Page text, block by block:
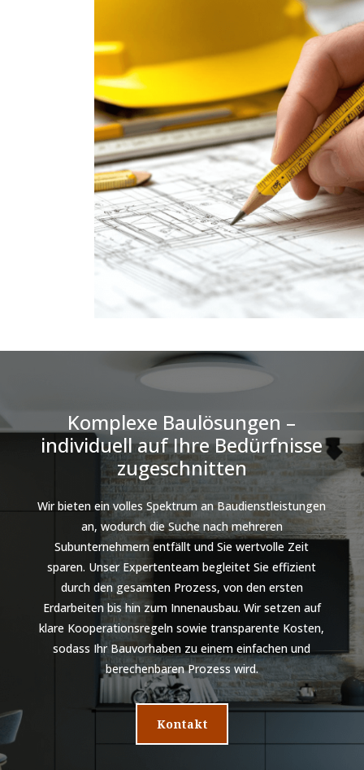
Komplexe Baulösungen –
individuell auf Ihre Bedürfnisse
zugeschnitten
Wir bieten ein volles Spektrum an Baudienstleistungen
an, wodurch die Suche nach mehreren
Subunternehmern entfällt und Sie wertvolle Zeit
sparen. Unser Expertenteam begleitet Sie effizient
durch den gesamten Prozess, von den ersten
Erdarbeiten bis hin zum Innenausbau. Wir setzen auf
klare Kooperationsregeln sowie transparente Kosten,
sodass Ihr Bauvorhaben zu einem einfachen und
berechenbaren Prozess wird.
Kontakt